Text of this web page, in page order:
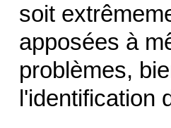
soit
apposées à
problèmes,
l'identification